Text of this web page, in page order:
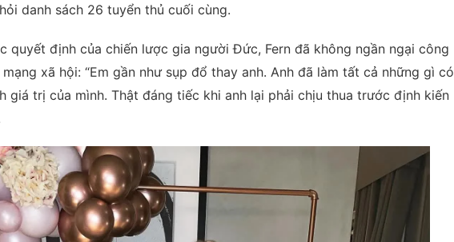
danh sách 26 tuyển thủ cuối cùng.
quyết định của chiến lược gia người Đức, Fern đã không ngần ngại công
xã hội: “Em gần như sụp đổ thay anh. Anh đã làm tất cả những gì có
giá trị của mình. Thật đáng tiếc khi anh lại phải chịu thua trước định kiến